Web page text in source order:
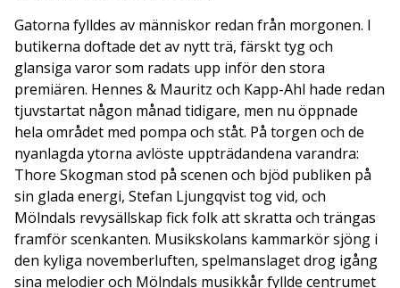
Gatorna fylldes av människor redan från morgonen. I
butikerna doftade det av nytt trä, färskt tyg och
glansiga varor som radats upp inför den stora
premiären. Hennes & Mauritz och Kapp-Ahl hade redan
tjuvstartat någon månad tidigare, men nu öppnade
hela området med pompa och ståt. På torgen och de
nyanlagda ytorna avlöste uppträdandena varandra:
Thore Skogman stod på scenen och bjöd publiken på
sin glada energi, Stefan Ljungqvist tog vid, och
Mölndals revysällskap fick folk att skratta och trängas
framför scenkanten. Musikskolans kammarkör sjöng i
den kyliga novemberluften, spelmanslaget drog igång
sina melodier och Mölndals musikkår fyllde centrumet